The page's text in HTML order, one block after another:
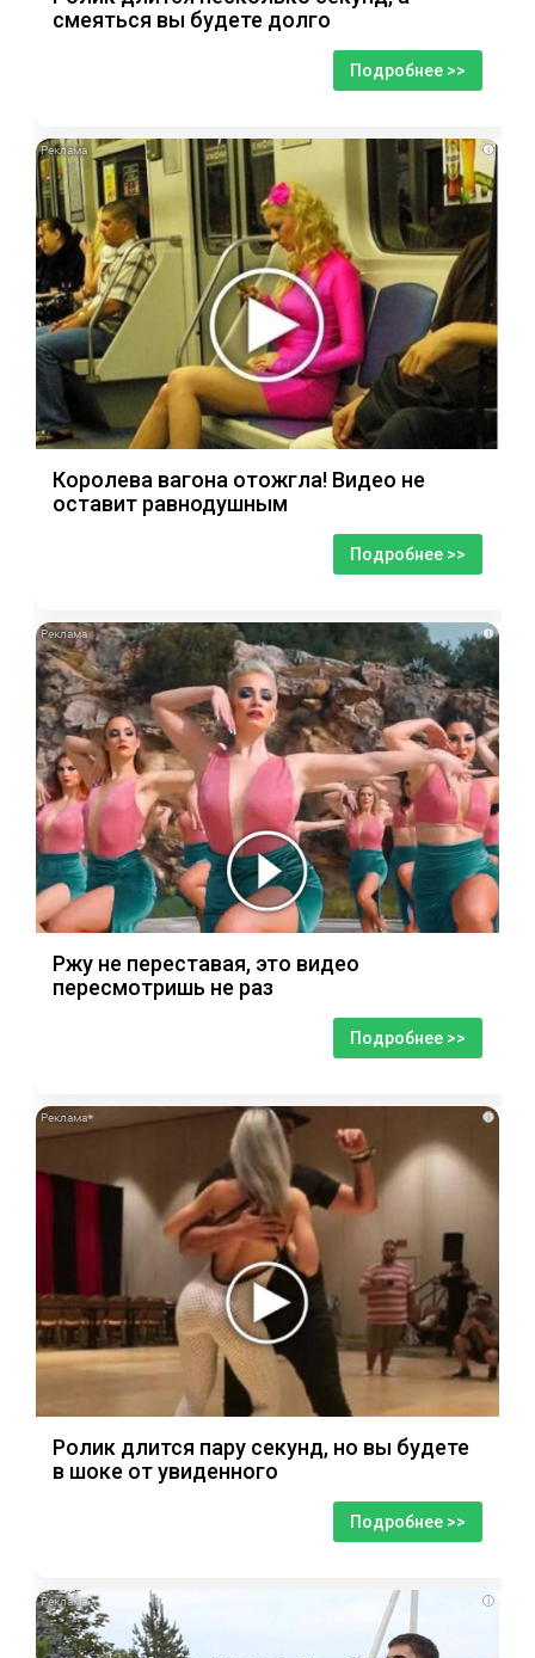
смеяться вы будете долго
Подробнее >>
i
Королева вагона отожгла! Видео не
оставит равнодушным
Подробнее >>
i
Ржу не переставая, это видео
пересмотришь не раз
Подробнее >>
i
Ролик длится пару секунд, но вы будете
в шоке от увиденного
Подробнее >>
i